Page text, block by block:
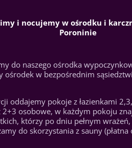
i nocujemy w ośrodku i
Poroninie
do naszego ośrodka
ośrodek w bezpośrednim
oddajemy pokoje z łazienkami
osobowe, w każdym pokoju
którzy po dniu pełnym
do skorzystania z sauny